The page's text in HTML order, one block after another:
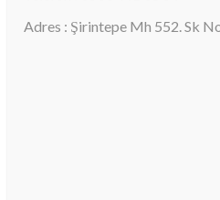
Adres : Şirintepe Mh 552. Sk